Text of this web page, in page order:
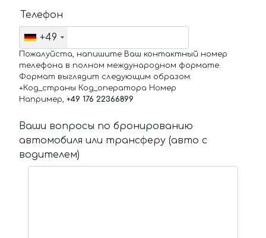
Телефон
+49
Пожалуйста, напишите Ваш контактный номер
телефона в полном международном формате.
Формат выглядит следующим образом:
+Код_страны Код_оператора Номер
Например, +49 176 22366899
Ваши вопросы по бронированию
автомобиля или трансферу (авто с
водителем)